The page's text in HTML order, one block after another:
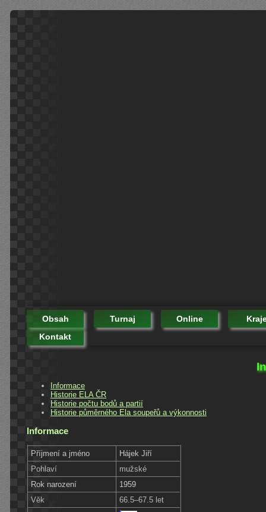
Obsah Turnaj Online
Kontakt
Informace
Historie ELA ČR
Historie počtu bodů a partií
Historie půměrného Ela soupeřů a výkonnosti
Informace
Příjmení a jméno
Hájek Jiří
Pohlaví
mužské
Rok narození
1959
Věk
66.5–67.5 let